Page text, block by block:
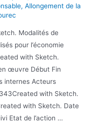
,Allongement de la
Modalités de
pour l’économie
with Sketch.
œuvre Début Fin
internes Acteurs
with Sketch.
with Sketch. Date
Etat de l’action …